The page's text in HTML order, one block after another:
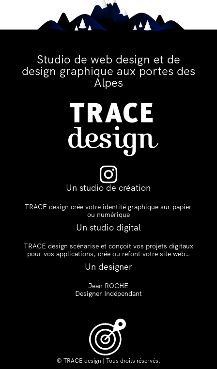
Studio de web design et de
design graphique aux portes des
Alpes

Un studio de création
TRACE design crée votre identité graphique sur papier
ou numérique
Un studio digital
TRACE design scénarise et conçoit vos projets digitaux
pour vos applications, crée ou refont votre site web…
Un designer
Jean ROCHE
Designer Indépendant
© TRACE design | Tous droits réservés.